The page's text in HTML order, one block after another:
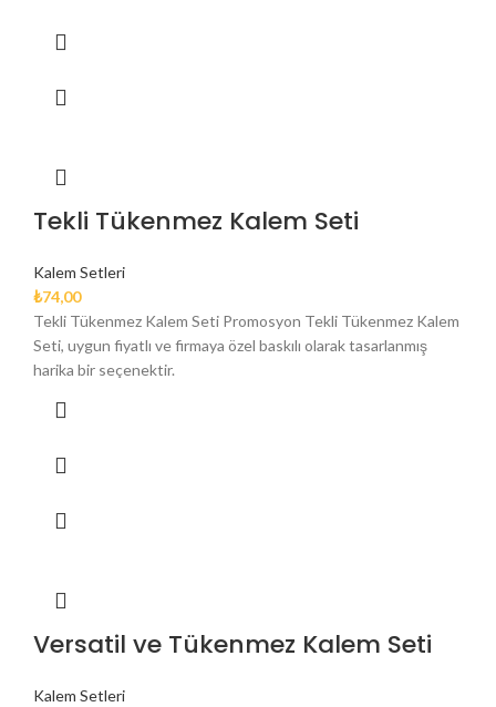
Tekli Tükenmez Kalem Seti
Kalem Setleri
₺74,00
Tekli Tükenmez Kalem Seti Promosyon Tekli Tükenmez Kalem
Seti, uygun fiyatlı ve firmaya özel baskılı olarak tasarlanmış
harika bir seçenektir.
Versatil ve Tükenmez Kalem Seti
Kalem Setleri